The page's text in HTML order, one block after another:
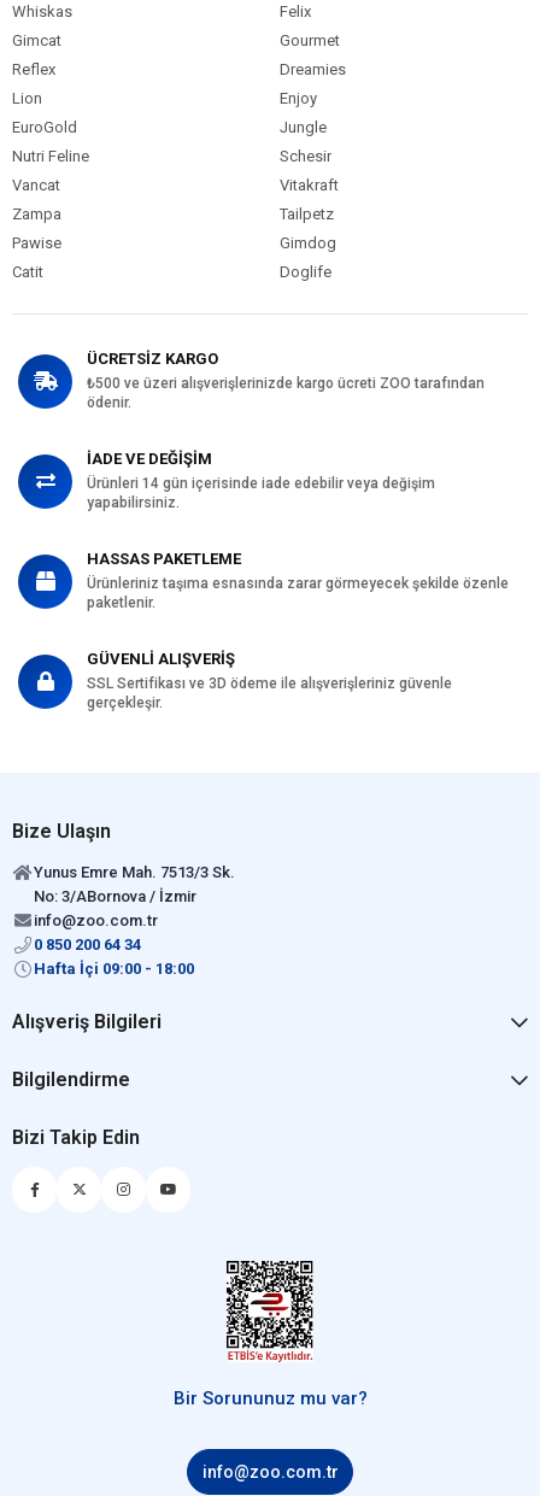
Whiskas
Felix
Gimcat
Gourmet
Reflex
Dreamies
Lion
Enjoy
EuroGold
Jungle
Nutri Feline
Schesir
Vancat
Vitakraft
Zampa
Tailpetz
Pawise
Gimdog
Catit
Doglife
ÜCRETSİZ KARGO
₺500 ve üzeri alışverişlerinizde kargo ücreti ZOO tarafından
ödenir.
İADE VE DEĞİŞİM
Ürünleri 14 gün içerisinde iade edebilir veya değişim
yapabilirsiniz.
HASSAS PAKETLEME
Ürünleriniz taşıma esnasında zarar görmeyecek şekilde özenle
paketlenir.
GÜVENLİ ALIŞVERİŞ
SSL Sertifikası ve 3D ödeme ile alışverişleriniz güvenle
gerçekleşir.
Bize Ulaşın
Yunus Emre Mah. 7513/3 Sk.
No: 3/ABornova / İzmir
info@zoo.com.tr
0 850 200 64 34
Hafta İçi 09:00 - 18:00
Alışveriş Bilgileri
Bilgilendirme
Bizi Takip Edin
Bir Sorununuz mu var?
info@zoo.com.tr